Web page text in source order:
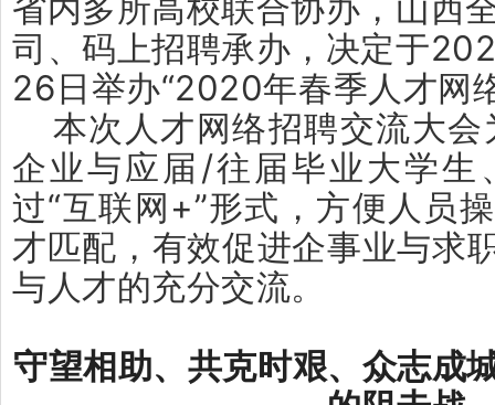
省内多所高校联合协办，山西
司、码上招聘承办，决定于
26日举办“2020年春季人才网
本次人才网络招聘交流大
企业与应届/往届毕业大学生
过“互联网+”形式，方便人员
才匹配，有效促进企事业与求
与人才的充分交流。
守望相助、共克时艰、众志成